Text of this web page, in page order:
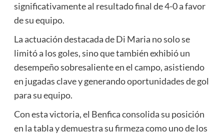
significativamente al resultado final de 4-0 a favor
de su equipo.
La actuación destacada de Di Maria no solo se
limitó a los goles, sino que también exhibió un
desempeño sobresaliente en el campo, asistiendo
en jugadas clave y generando oportunidades de gol
para su equipo.
Con esta victoria, el Benfica consolida su posición
en la tabla y demuestra su firmeza como uno de los